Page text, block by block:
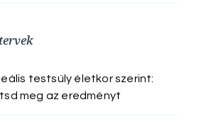
testsúly életkor szerint:
meg az eredményt